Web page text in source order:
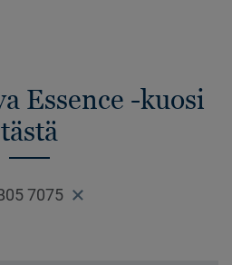
Essence -kuosi
tästä
7075